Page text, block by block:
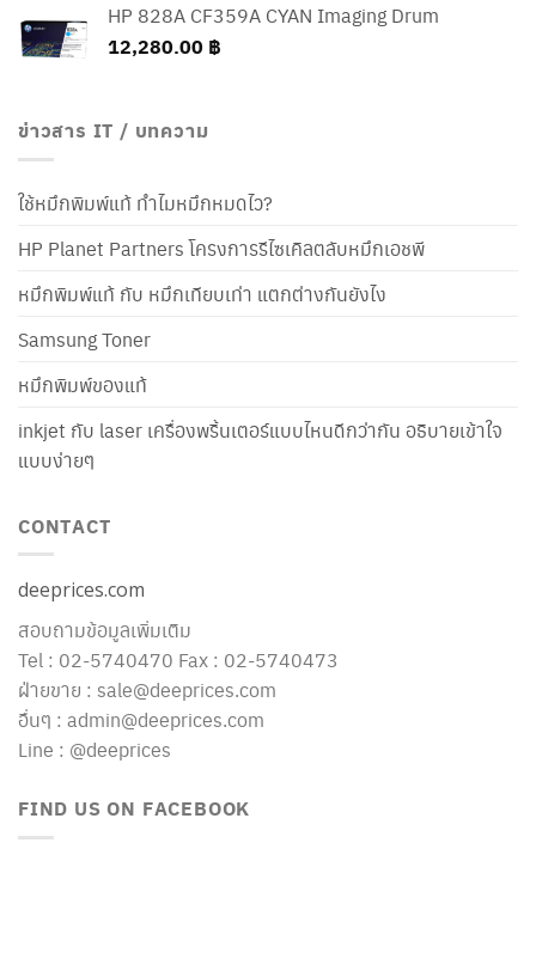
HP 828A CF359A CYAN Imaging Drum
12,280.00 ฿
ข่าวสาร IT / บทความ
ใช้หมึกพิมพ์แท้ ทำไมหมึกหมดไว?
HP Planet Partners โครงการรีไซเคิลตลับหมึกเอชพี
หมึกพิมพ์แท้ กับ หมึกเทียบเท่า แตกต่างกันยังไง
Samsung Toner
หมึกพิมพ์ของแท้
inkjet กับ laser เครื่องพริ้นเตอร์แบบไหนดีกว่ากัน อธิบายเข้าใจ
แบบง่ายๆ
CONTACT
deeprices.com
สอบถามข้อมูลเพิ่มเติม
Tel : 02-5740470 Fax : 02-5740473
ฝ่ายขาย : sale@deeprices.com
อื่นๆ : admin@deeprices.com
Line : @deeprices
FIND US ON FACEBOOK